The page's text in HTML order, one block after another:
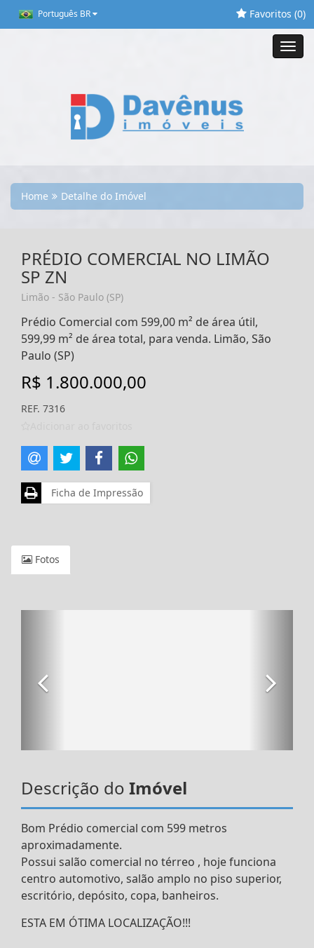
Português BR Favoritos (0)
Home Detalhe do Imóvel
PRÉDIO COMERCIAL NO LIMÃO
SP ZN
Limão - São Paulo (SP)
Prédio Comercial com 599,00 m² de área útil,
599,99 m² de área total, para venda. Limão, São
Paulo (SP)
R$ 1.800.000,00
REF. 7316
Ficha de Impressão
Fotos
Descrição do Imóvel
Bom Prédio comercial com 599 metros
aproximadamente.
Possui salão comercial no térreo , hoje funciona
centro automotivo, salão amplo no piso superior,
escritório, depósito, copa, banheiros.
ESTA EM ÓTIMA LOCALIZAÇÃO!!!